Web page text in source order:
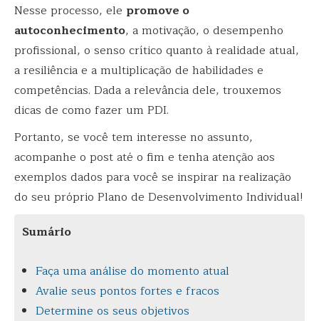
Nesse processo, ele promove o
autoconhecimento, a motivação, o desempenho
profissional, o senso crítico quanto à realidade atual,
a resiliência e a multiplicação de habilidades e
competências. Dada a relevância dele, trouxemos
dicas de como fazer um PDI.
Portanto, se você tem interesse no assunto,
acompanhe o post até o fim e tenha atenção aos
exemplos dados para você se inspirar na realização
do seu próprio Plano de Desenvolvimento Individual!
Sumário
Faça uma análise do momento atual
Avalie seus pontos fortes e fracos
Determine os seus objetivos